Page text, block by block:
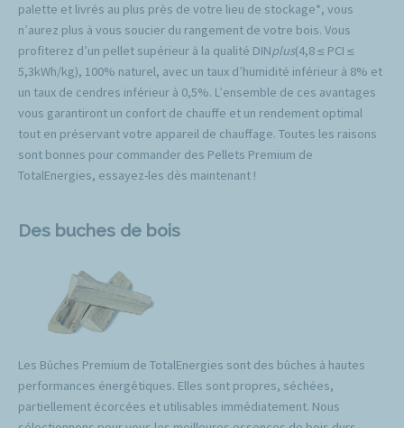
palette et livrés au plus près de votre lieu de stockage*, vous
n’aurez plus à vous soucier du rangement de votre bois. Vous
profiterez d’un pellet supérieur à la qualité DINplus(4,8 ≤ PCI ≤
5,3kWh/kg), 100% naturel, avec un taux d’humidité inférieur à 8% et
un taux de cendres inférieur à 0,5%. L’ensemble de ces avantages
vous garantiront un confort de chauffe et un rendement optimal
tout en préservant votre appareil de chauffage. Toutes les raisons
sont bonnes pour commander des Pellets Premium de
TotalEnergies, essayez-les dès maintenant !
Des buches de bois
Les Bûches Premium de TotalEnergies sont des bûches à hautes
performances énergétiques. Elles sont propres, séchées,
partiellement écorcées et utilisables immédiatement. Nous